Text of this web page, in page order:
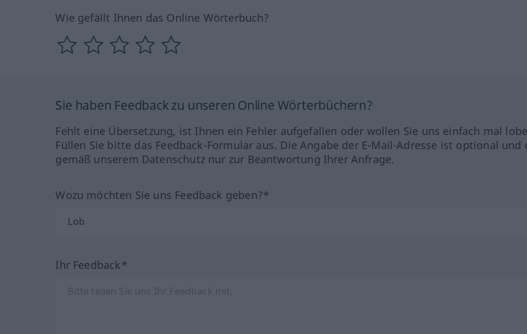
Wie gefällt Ihnen das Online Wörterbuch?
Sie haben Feedback zu unseren Online Wörterbüchern?
Fehlt eine Übersetzung, ist Ihnen ein Fehler aufgefallen oder wollen Sie uns einfach mal
Füllen Sie bitte das Feedback-Formular aus. Die Angabe der E-Mail-Adresse ist optional und
gemäß unserem Datenschutz nur zur Beantwortung Ihrer Anfrage.
Wozu möchten Sie uns Feedback geben?*
Ihr Feedback*